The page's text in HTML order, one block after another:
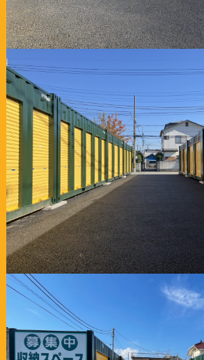
2026年08月04日
インボイス制度に関するご連絡
2026年06月11日
6月5日（金） 営業時間短縮のご案内
2026年03月13日
スペースプラス大月駒橋 オープン
2025年12月03日
年末年始営業のご案内
新着情報一覧